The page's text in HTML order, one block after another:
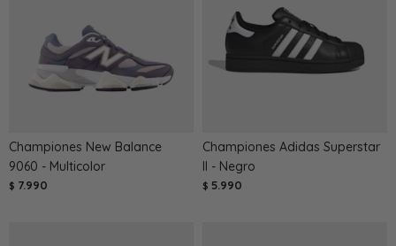
Championes New Balance
9060 - Multicolor
$ 7.990
Championes Adidas Superstar
II - Negro
$ 5.990